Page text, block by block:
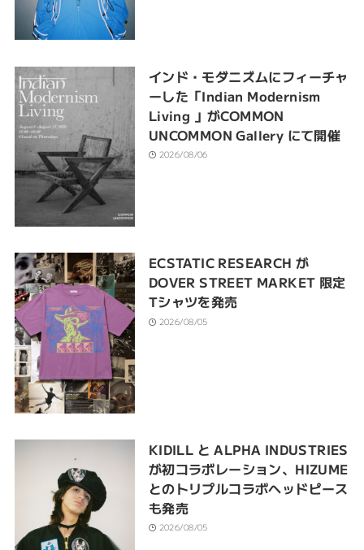
インド・モダニズムにフィーチャ
ーした「Indian Modernism
Living 」がCOMMON
UNCOMMON Gallery にて開催
2026/08/06
ECSTATIC RESEARCH が
DOVER STREET MARKET 限定
Tシャツを発売
2026/08/05
KIDILL と ALPHA INDUSTRIES
が初コラボレーション、HIZUME
とのトリプルコラボヘッドピース
も発売
2026/08/05